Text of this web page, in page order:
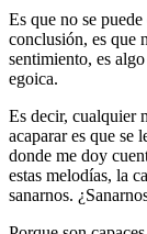
Es que no se
conclusión, es que
sentimiento, es
egoica.
Es decir, cualquier
acaparar es que se
donde me doy
estas melodías, la
sanarnos.